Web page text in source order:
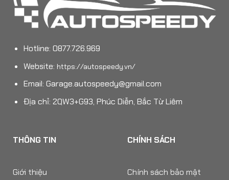
Hotline: 0877.726.969
Website: https://autospeedy.vn/
Email: Garage.autospeedy@gmail.com
Địa chỉ: 2QW3+G93, Phúc Diễn, Bắc Từ Liêm
THÔNG TIN
Giới thiệu
CHÍNH SÁCH
Chính sách bảo mật